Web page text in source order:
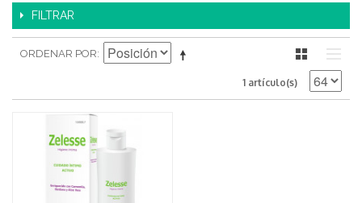
FILTRAR
ORDENAR POR
1 artículo(s)